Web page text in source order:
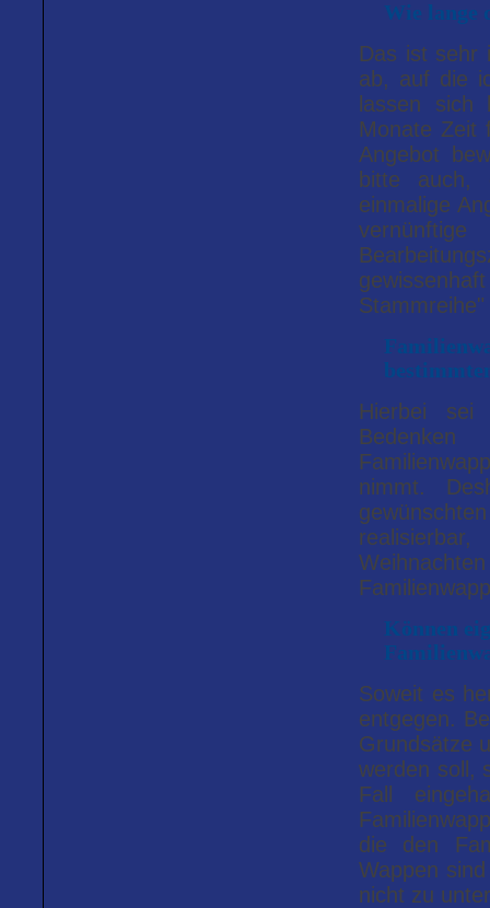
Wie lange
Das ist sehr
ab, auf die
lassen sich
Monate Zeit
Angebot
bitte auch,
einmalige
Hierbei sei
nimmt.
Können
Soweit es
entgegen.
Grundsätze
werden soll,
Fall
die den
Wappen
nicht zu